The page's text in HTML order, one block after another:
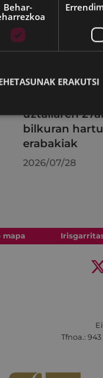
uztailaren
bilkuran
erabakiak
2026/07/28
mapa
Tfnoa.:
Behar-
ERAKUTSI